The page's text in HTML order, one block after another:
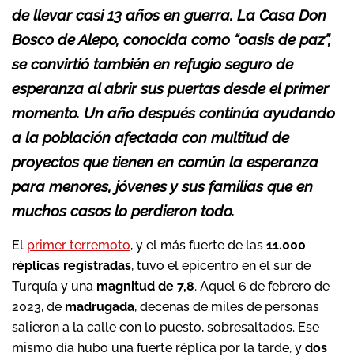
de llevar casi 13 años en guerra. La Casa Don
Bosco de Alepo, conocida como “oasis de paz”,
se convirtió también en refugio seguro de
esperanza al abrir sus puertas desde el primer
momento. Un año después continúa ayudando
a la población afectada con multitud de
proyectos que tienen en común la esperanza
para menores, jóvenes y sus familias que en
muchos casos lo perdieron todo.
El primer terremoto, y el más fuerte de las 11.000
réplicas registradas, tuvo el epicentro en el sur de
Turquía y una magnitud de 7,8. Aquel 6 de febrero de
2023, de madrugada, decenas de miles de personas
salieron a la calle con lo puesto, sobresaltados. Ese
mismo día hubo una fuerte réplica por la tarde, y dos